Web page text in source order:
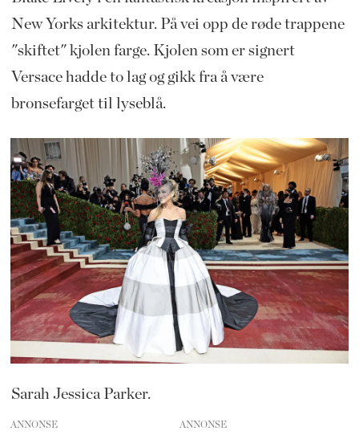
New Yorks arkitektur. På vei opp de røde trappene
"skiftet" kjolen farge. Kjolen som er signert
Versace hadde to lag og gikk fra å være
bronsefarget til lyseblå.
Sarah Jessica Parker.
ANNONSE